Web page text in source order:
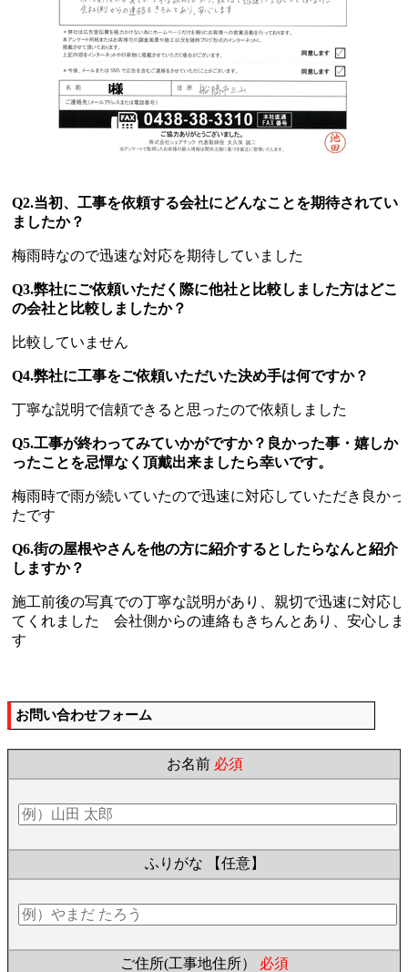
Q2.当初、工事を依頼する会社にどんなことを期待されてい
ましたか？
梅雨時なので迅速な対応を期待していました
Q3.弊社にご依頼いただく際に他社と比較しました方はどこ
の会社と比較しましたか？
比較していません
Q4.弊社に工事をご依頼いただいた決め手は何ですか？
丁寧な説明で信頼できると思ったので依頼しました
Q5.工事が終わってみていかがですか？良かった事・嬉しか
ったことを忌憚なく頂戴出来ましたら幸いです。
梅雨時で雨が続いていたので迅速に対応していただき良かっ
たです
Q6.街の屋根やさんを他の方に紹介するとしたらなんと紹介
しますか？
施工前後の写真での丁寧な説明があり、親切で迅速に対応し
てくれました 会社側からの連絡もきちんとあり、安心しま
す
お問い合わせフォーム
お名前 必須
ふりがな 【任意】
ご住所(工事地住所） 必須